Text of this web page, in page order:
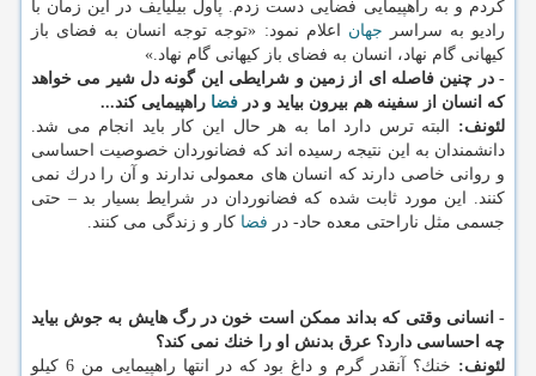
كردم و به راهپیمایی فضایی دست زدم. پاول بیلیایف در این زمان با
رادیو به سراسر جهان اعلام نمود: «توجه توجه انسان به فضای باز
كیهانی گام نهاد، انسان به فضای باز كیهانی گام نهاد.»
- در چنین فاصله ای از زمین و شرایطی این گونه دل شیر می خواهد
كه انسان از سفینه هم بیرون بیاید و در فضا راهپیمایی كند...
لئونف:
البته ترس دارد اما به هر حال این كار باید انجام می شد.
دانشمندان به این نتیجه رسیده اند كه فضانوردان خصوصیت احساسی
و روانی خاصی دارند كه انسان های معمولی ندارند و آن را درك نمی
كنند. این مورد ثابت شده كه فضانوردان در شرایط بسیار بد – حتی
جسمی مثل ناراحتی معده حاد- در فضا كار و زندگی می كنند.
- انسانی وقتی كه بداند ممكن است خون در رگ هایش به جوش بیاید
چه احساسی دارد؟ عرق بدنش او را خنك نمی كند؟
لئونف:
خنك؟ آنقدر گرم و داغ بود كه در انتها راهپیمایی من 6 كیلو